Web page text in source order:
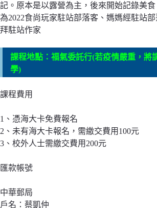
記。原本是以露營為主，後來開始記錄美
為2022食尚玩家駐站部落客、媽媽經駐站
拜駐站作家
課程地點：福氣委託行(若疫情嚴重，將
學)
課程費用
1、憑海大卡免費報名
2、未有海大卡報名，需繳交費用100元
3、校外人士需繳交費用200元
匯款帳號
中華郵局
戶名：蔡凱仲